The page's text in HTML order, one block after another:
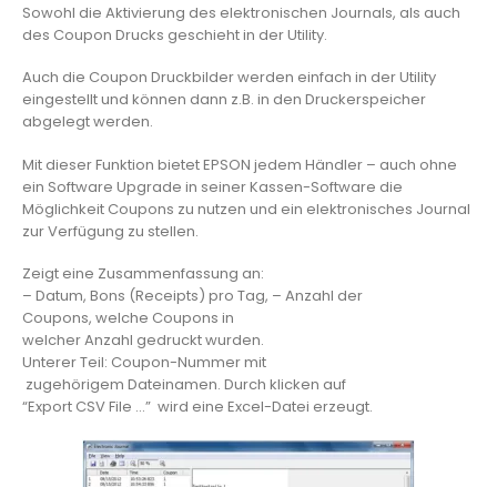
Sowohl die Aktivierung des elektronischen Journals, als auch
des Coupon Drucks geschieht in der Utility.
Auch die Coupon Druckbilder werden einfach in der Utility
eingestellt und können dann z.B. in den Druckerspeicher
abgelegt werden.
Mit dieser Funktion bietet EPSON jedem Händler – auch ohne
ein Software Upgrade in seiner Kassen-Software die
Möglichkeit Coupons zu nutzen und ein elektronisches Journal
zur Verfügung zu stellen.
Zeigt eine Zusammenfassung an:
– Datum, Bons (Receipts) pro Tag, – Anzahl der
Coupons, welche Coupons in
welcher Anzahl gedruckt wurden.
Unterer Teil: Coupon-Nummer mit
zugehörigem Dateinamen. Durch klicken auf
“Export CSV File …” wird eine Excel-Datei erzeugt.